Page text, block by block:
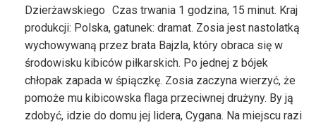
Dzierżawskiego Czas trwania 1 godzina, 15 minut. Kraj
produkcji: Polska, gatunek: dramat. Zosia jest nastolatką
wychowywaną przez brata Bajzla, który obraca się w
środowisku kibiców piłkarskich. Po jednej z bójek
chłopak zapada w śpiączkę. Zosia zaczyna wierzyć, że
pomoże mu kibicowska flaga przeciwnej drużyny. By ją
zdobyć, idzie do domu jej lidera, Cygana. Na miejscu razi